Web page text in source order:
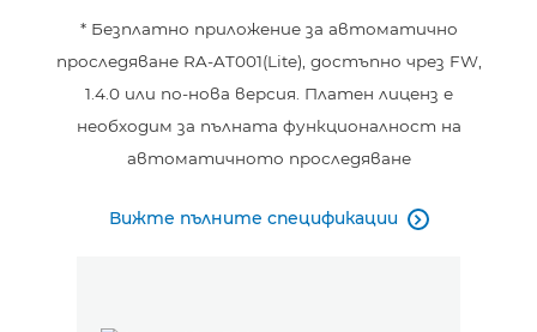
* Безплатно приложение за автоматично
проследяване RA-AT001(Lite), достъпно чрез FW,
1.4.0 или по-нова версия. Платен лиценз е
необходим за пълната функционалност на
автоматичното проследяване
Вижте пълните спецификации 